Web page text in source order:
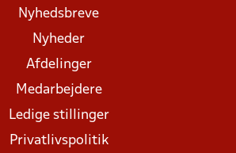
Nyhedsbreve
Nyheder
Afdelinger
Medarbejdere
Ledige stillinger
Privatlivspolitik